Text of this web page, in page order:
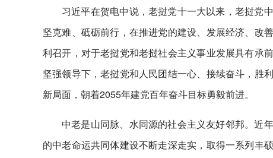
习近平在贺电中说，老挝党十一大以来，老挝党
坚克难、砥砺前行，在推进党的建设、发展经济、改
利召开，对于老挝党和老挝社会主义事业发展具有承
坚强领导下，老挝党和人民团结一心、接续奋斗，胜
新局面，朝着2055年建党百年奋斗目标勇毅前进。
中老是山同脉、水同源的社会主义友好邻邦。近
的中老命运共同体建设不断走深走实，取得一系列丰